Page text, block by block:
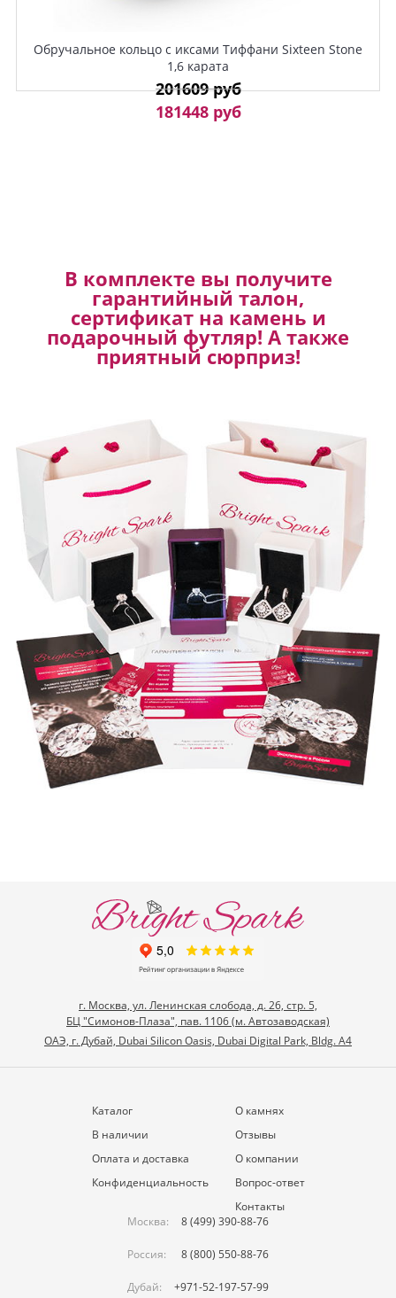
Обручальное кольцо с иксами Тиффани Sixteen Stone
1,6 карата
201609 руб
181448 руб
В комплекте вы получите
гарантийный талон,
сертификат на камень и
подарочный футляр! А также
приятный сюрприз!
г. Москва, ул. Ленинская слобода, д. 26, стр. 5,
БЦ "Симонов-Плаза", пав. 1106 (м. Автозаводская)
ОАЭ, г. Дубай, Dubai Silicon Oasis, Dubai Digital Park, Bldg. A4
Каталог
В наличии
Оплата и доставка
Конфиденциальность
О камнях
Отзывы
О компании
Вопрос-ответ
Контакты
Москва:
8 (499) 390-88-76
Россия: 8 (800) 550-88-76
Дубай: +971-52-197-57-99